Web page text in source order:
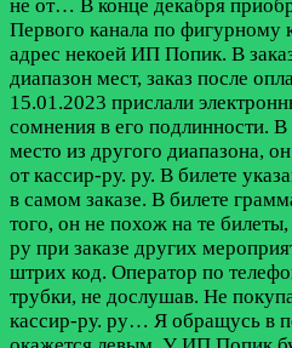
не от… В конце декабря
Первого канала по фигурному
адрес некоей ИП Попик. В
диапазон мест, заказ после
15.01.2023 прислали
сомнения в его подлинности.
место из другого диапазона,
от кассир-ру. ру. В билете
в самом заказе. В билете
того, он не похож на те
ру при заказе других
штрих код. Оператор по
трубки, не дослушав. Не
кассир-ру. ру… Я обращусь в